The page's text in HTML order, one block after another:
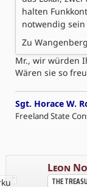
halten
notwendig sein
Zu
Mr., wir würden
Wären sie so
Sgt. Horace W.
Freeland State
Leon
THE